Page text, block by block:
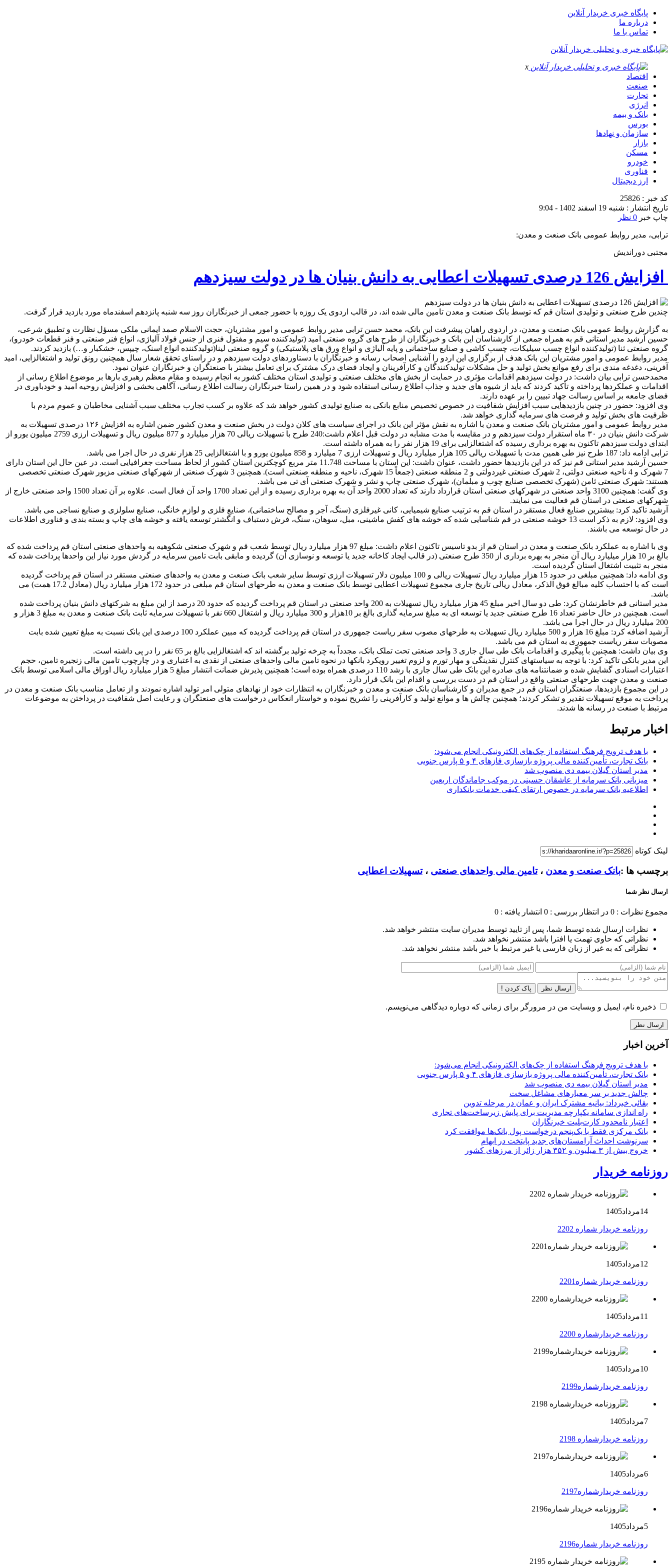
پایگاه خبری خریدار آنلاین
درباره ما
تماس با ما
x
اقتصاد
صنعت
تجارت
انرژی
بانک و بیمه
بورس
سازمان و نهادها
بازار
مسکن
خودرو
فناوری
ارز دیجیتال
کد خبر : 25826
تاریخ انتشار : شنبه 19 اسفند 1402 - 9:04
چاپ خبر 0 نظر
ترابی، مدیر روابط عمومی بانک صنعت و معدن:
مجتبی دوراندیش
افزایش 126 درصدی تسهیلات اعطایی به دانش بنیان ها در دولت سیزدهم
چندین طرح صنعتی و تولیدی استان قم که توسط بانک صنعت و معدن تامین مالی شده اند، در قالب اردوی یک روزه با حضور جمعی از خبرنگاران روز سه شنبه پانزدهم اسفندماه مورد بازدید قرار گرفت.
به گزارش روابط عمومی بانک صنعت و معدن، در اردوی راهیان پیشرفت این بانک، محمد حسن ترابی مدیر روابط عمومی و امور مشتریان، حجت الاسلام صمد ایمانی ملکی مسؤل نظارت و تطبیق شرعی،
حسین آرشید مدیر استانی قم به همراه جمعی از کارشناسان این بانک و خبرنگاران از طرح های گروه صنعتی امید (تولیدکننده سیم و مفتول فنری از جنس فولاد آلیاژی، انواع فنر صنعتی و فنر قطعات خودرو)،
گروه صنعتی ثنا (تولیدکننده انواع چسب سیلیکات، چسب کاشی و صنایع ساختمانی و پایه آلیاژی و انواع ورق های پلاستیکی) و گروه صنعتی لینا(تولیدکننده انواع اسنک، چیپس، خشکبار و…) بازدید کردند.
مدیر روابط عمومی و امور مشتریان این بانک هدف از برگزاری این اردو را آشنایی اصحاب رسانه و خبرنگاران با دستاوردهای دولت سیزدهم و در راستای تحقق شعار سال همچنین رونق تولید و اشتغالزایی، امید
آفرینی، دغدغه مندی برای رفع موانع بخش تولید و حل مشکلات تولیدکنندگان و کارآفرینان و ایجاد فضای درک مشترک برای تعامل بیشتر با صنعتگران و خبرنگاران عنوان نمود.
محمدحسن ترابی بیان داشت: در دولت سیزدهم اقدامات مؤثری در حمایت از بخش های مختلف صنعتی و تولیدی استان مختلف کشور به انجام رسیده و مقام معظم رهبری بارها بر موضوع اطلاع رسانی از
اقدامات و عملکردها پرداخته و تأکید کردند که باید از شیوه های جدید و جذاب اطلاع رسانی استفاده شود و در همین راستا خبرنگاران رسالت اطلاع رسانی، آگاهی بخشی و افزایش روحیه امید و خودباوری در
فضای جامعه بر اساس رسالت جهاد تبیین را بر عهده دارند.
وی افزود: حضور در چنین بازدیدهایی سبب افزایش شفافیت در خصوص تخصیص منابع بانکی به صنایع تولیدی کشور خواهد شد که علاوه بر کسب تجارب مختلف سبب آشنایی مخاطبان و عموم مردم با
ظرفیت های بخش تولید و فرصت های سرمایه گذاری خواهد شد.
مدیر روابط عمومی و امور مشتریان بانک صنعت و معدن با اشاره به نقش مؤثر این بانک در اجرای سیاست های کلان دولت در بخش صنعت و معدن کشور ضمن اشاره به افزایش ۱۲۶ درصدی تسهیلات به
شرکت دانش بنیان در ۳۰ ماه استقرار دولت سیزدهم و در مقایسه با مدت مشابه در دولت قبل اعلام داشت:240 طرح با تسهیلات ریالی 70 هزار میلیارد و 877 میلیون ریال و تسهیلات ارزی 2759 میلیون یورو از
ابتدای دولت سیزدهم تاکنون به بهره برداری رسیده که اشتغالزایی برای 19 هزار نفر را به همراه داشته است.
ترابی ادامه داد: 187 طرح نیز طی همین مدت با تسهیلات ریالی 105 هزار میلیارد ریال و تسهیلات ارزی 7 میلیارد و 858 میلیون یورو و با اشتغالزایی 25 هزار نفری در حال اجرا می باشد.
حسین آرشید مدیر استانی قم نیز که در این بازدیدها حضور داشت، عنوان داشت: این استان با مساحت 11.748 متر مربع کوچکترین استان کشور از لحاظ مساحت جغرافیایی است. در عین حال این استان دارای
7 شهرک و 4 ناحیه صنعتی دولتی، 2 شهرک صنعتی غیردولتی و 2 منطقه صنعتی (جمعاً 15 شهرک، ناحیه و منطقه صنعتی است). همچنین 3 شهرک صنعتی از شهرکهای صنعتی مزبور شهرک صنعتی تخصصی
هستند: شهرک صنعتی ثامن (شهرک تخصصی صنایع چوب و مبلمان)، شهرک صنعتی چاپ و نشر و شهرک صنعتی آی تی می باشد.
وی گفت: همچنین 3100 واحد صنعتی در شهرکهای صنعتی استان قرارداد دارند که تعداد 2000 واحد آن به بهره برداری رسیده و از این تعداد 1700 واحد آن فعال است. علاوه بر آن تعداد 1500 واحد صنعتی خارج از
شهرکهای صنعتی در استان قم فعالیت می نمایند.
آرشید تاکید کرد: بیشترین صنایع فعال مستقر در استان قم به ترتیب صنایع شیمیایی، کانی غیرفلزی (سنگ، آجر و مصالح ساختمانی)، صنایع فلزی و لوازم خانگی، صنایع سلولزی و صنایع نساجی می باشد.
وی افزود: لازم به ذکر است 13 خوشه صنعتی در قم شناسایی شده که خوشه های کفش ماشینی، مبل، سوهان، سنگ، فرش دستباف و انگشتر توسعه یافته و خوشه های چاپ و بسته بندی و فناوری اطلاعات
در حال توسعه می باشند.
وی با اشاره به عملکرد بانک صنعت و معدن در استان قم از بدو تاسیس تاکنون اعلام داشت: مبلغ 97 هزار میلیارد ریال توسط شعب قم و شهرک صنعتی شکوهیه به واحدهای صنعتی استان قم پرداخت شده که
بالغ بر 10 هزار میلیارد ریال آن منجر به بهره برداری از 350 طرح صنعتی (در قالب ایجاد کاخانه جدید یا توسعه و نوسازی آن) گردیده و مابقی بابت تامین سرمایه در گردش مورد نیاز این واحدها پرداخت شده که
منجر به تثبیت اشتغال استان گردیده است.
وی ادامه داد: همچنین مبلغی در حدود 15 هزار میلیارد ریال تسهیلات ریالی و 100 میلیون دلار تسهیلات ارزی توسط سایر شعب بانک صنعت و معدن به واحدهای صنعتی مستقر در استان قم پرداخت گردیده
است که با احتساب کلیه مبالغ فوق الذکر، معادل ریالی تاریخ جاری مجموع تسهیلات اعطایی توسط بانک صنعت و معدن به طرحهای استان قم مبلغی در حدود 172 هزار میلیارد ریال (معادل 17.2 همت) می
باشد.
مدیر استانی قم خاطرنشان کرد: طی دو سال اخیر مبلغ 45 هزار میلیارد ریال تسهیلات به 200 واحد صنعتی در استان قم پرداخت گردیده که حدود 20 درصد از این مبلغ به شرکتهای دانش بنیان پرداخت شده
است. همچنین در حال حاضر تعداد 16 طرح صنعتی جدید یا توسعه ای به مبلغ سرمایه گذاری بالغ بر 10هزار و 300 میلیارد ریال و اشتغال 660 نفر با تسهیلات سرمایه ثابت بانک صنعت و معدن به مبلغ 3 هزار و
200 میلیارد ریال در حال اجرا می باشد.
آرشید اضافه کرد: مبلغ 16 هزار و 500 میلیارد ریال تسهیلات به طرحهای مصوب سفر ریاست جمهوری در استان قم پرداخت گردیده که مبین عملکرد 100 درصدی این بانک نسبت به مبلغ تعیین شده بابت
مصوبات سفر ریاست جمهوری به استان قم می باشد.
وی بیان داشت: همچنین با پیگیری و اقدامات بانک طی سال جاری 3 واحد صنعتی تحت تملک بانک، مجدداً به چرخه تولید برگشته اند که اشتغالزایی بالغ بر 65 نفر را در پی داشته است.
این مدیر بانکی تاکید کرد: با توجه به سیاستهای کنترل نقدینگی و مهار تورم و لزوم تغییر رویکرد بانکها در نحوه تامین مالی واحدهای صنعتی از نقدی به اعتباری و در چارچوب تامین مالی زنجیره تامین، حجم
اعتبارات اسنادی گشایش شده و ضمانتنامه های صادره این بانک طی سال جاری با رشد 110 درصدی همراه بوده است؛ همچنین پذیرش ضمانت انتشار مبلغ 5 هزار میلیارد ریال اوراق مالی اسلامی توسط بانک
صنعت و معدن جهت طرحهای صنعتی واقع در استان قم در دست بررسی و اقدام این بانک قرار دارد.
در این مجموع بازدیدها، صنعتگران استان قم در جمع مدیران و کارشناسان بانک صنعت و معدن و خبرنگاران به انتظارات خود از نهادهای متولی امر تولید اشاره نمودند و از تعامل مناسب بانک صنعت و معدن در
پرداخت به موقع تسهیلات تقدیر و تشکر کردند؛ همچنین چالش ها و موانع تولید و کارآفرینی را تشریح نموده و خواستار انعکاس درخواست های صنعتگران و رعایت اصل شفافیت در پرداختن به موضوعات
مرتبط با صنعت در رسانه ها شدند.
اخبار مرتبط
با هدف ترویج فرهنگ استفاده از چک‌های الکترونیکی انجام می‌شود:
بانک تجارت، تأمین‌کننده مالی پروژه بازسازی فازهای ۴ و ۵ پارس جنوبی
مدیر استان گیلان بیمه دی منصوب شد
میزبانی بانک سرمایه از عاشقان حسینی در موکب جاماندگان اربعین
اطلاعیه بانک سرمایه در خصوص ارتقای کیفی خدمات بانکداری
لینک کوتاه
برچسب ها :بانک صنعت و معدن ،تامین مالی واحدهای صنعتی ،تسهیلات اعطایی
ارسال نظر شما
مجموع نظرات : 0 در انتظار بررسی : 0 انتشار یافته : 0
نظرات ارسال شده توسط شما، پس از تایید توسط مدیران سایت منتشر خواهد شد.
نظراتی که حاوی تهمت یا افترا باشد منتشر نخواهد شد.
نظراتی که به غیر از زبان فارسی یا غیر مرتبط با خبر باشد منتشر نخواهد شد.
ارسال نظر پاک کردن !
ذخیره نام، ایمیل و وبسایت من در مرورگر برای زمانی که دوباره دیدگاهی می‌نویسم.
آخرین اخبار
با هدف ترویج فرهنگ استفاده از چک‌های الکترونیکی انجام می‌شود:
بانک تجارت، تأمین‌کننده مالی پروژه بازسازی فازهای ۴ و ۵ پارس جنوبی
مدیر استان گیلان بیمه دی منصوب شد
چالش جدید بر سر معیارهای مشاغل سخت
بقائی خبرداد: بیانیه مشترک ایران و عمان در مرحله تدوین
راه اندازی سامانه یکپارچه مدیریت برای پایش زیرساخت‌های تجاری
اعتبار نامحدود کارت‌بلیت خبرنگاران
بانک مرکزی فقط با یک‌‎پنجم درخواست پول بانک‌ها موافقت کرد
سرنوشت احداث آرامستان‌های جدید پایتخت در ابهام
خروج بیش از ۳ میلیون و ۳۵۲ هزار زائر از مرزهای کشور
روزنامه خریدار
14مرداد1405
روزنامه خریدار شماره 2202
12مرداد1405
روزنامه خریدار شماره2201
11مرداد1405
روزنامه خریدارشماره 2200
10مرداد1405
روزنامه خریدارشماره2199
7مرداد1405
روزنامه خریدارشماره 2198
6مرداد1405
روزنامه خریدارشماره2197
5مرداد1405
روزنامه خریدار شماره2196